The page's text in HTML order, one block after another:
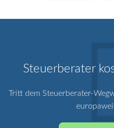
Steuerberater
Tritt dem Steuerberater-